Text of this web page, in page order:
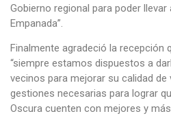
Gobierno regional para poder llevar
Empanada”.
Finalmente agradeció la recepción
“siempre estamos dispuestos a
vecinos para mejorar su calidad de
gestiones necesarias para lograr
Oscura cuenten con mejores y